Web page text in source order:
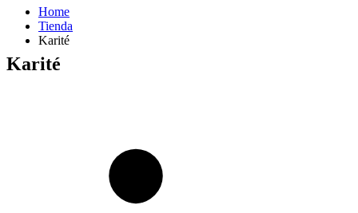
Home
Tienda
Karité
Karité